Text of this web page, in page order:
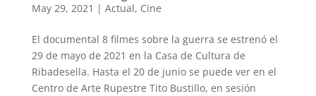
May 29, 2021 | Actual, Cine
El documental 8 filmes sobre la guerra se estrenó el
29 de mayo de 2021 en la Casa de Cultura de
Ribadesella. Hasta el 20 de junio se puede ver en el
Centro de Arte Rupestre Tito Bustillo, en sesión